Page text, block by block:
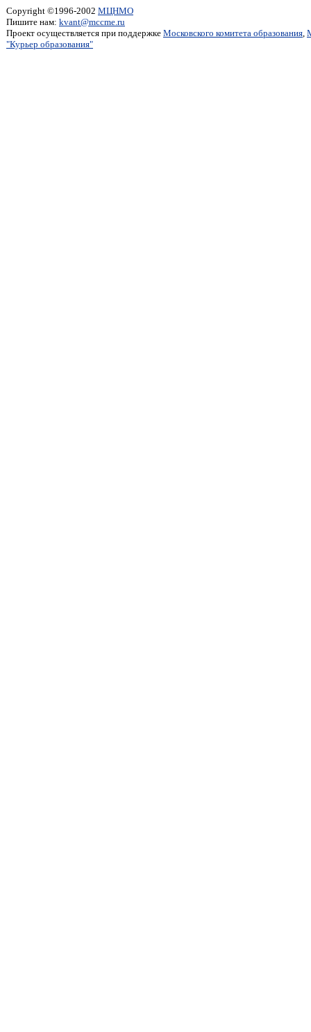
Copyright ©1996-2002 МЦНМО
Пишите нам: kvant@mccme.ru
Проект осуществляется при поддержке Московского комитета образования,
"Курьер образования"